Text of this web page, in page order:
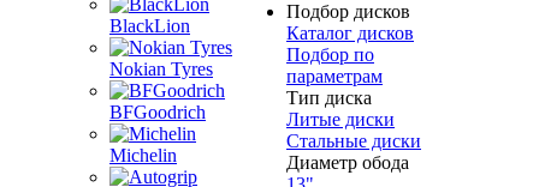
BlackLion
Nokian Tyres
BFGoodrich
Michelin
Подбор дисков
Каталог дисков
Подбор по
параметрам
Тип диска
Литые диски
Стальные диски
Диаметр обода